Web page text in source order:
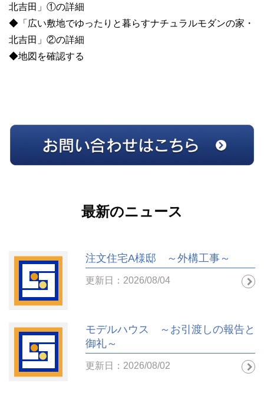
北吉田」①の詳細
◆「広い敷地でゆったりと暮らすナチュラルモダンの家・
北吉田」②の詳細
◆地図を確認する
最新のニュース
注文住宅A様邸 ～外構工事～
更新日：2026/08/04
モデルハウス ～お引渡しの報告と
御礼～
更新日：2026/08/02